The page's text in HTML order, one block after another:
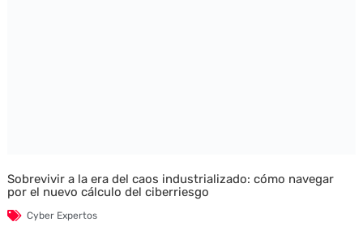
Sobrevivir a la era del caos industrializado: cómo navegar
por el nuevo cálculo del ciberriesgo
Cyber Expertos